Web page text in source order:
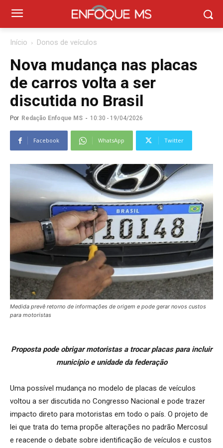
Início Donos de veículos
Nova mudança nas placas
de carros volta a ser
discutida no Brasil
Por Redação Enfoque MS - 10:30 - 19/04/2026
Facebook WhatsApp Twitter
Medida prevê retorno de informações de origem e pode gerar novos custos
para motoristas
Proposta pode obrigar motoristas a trocar placas para incluir
município e unidade da federação
Uma possível mudança no modelo de placas de veículos
voltou a ser discutida no Congresso Nacional e pode trazer
impacto direto para motoristas em todo o país. O projeto de
lei que trata do tema propõe alterações no padrão Mercosul
e reacende o debate sobre identificação de veículos e custos